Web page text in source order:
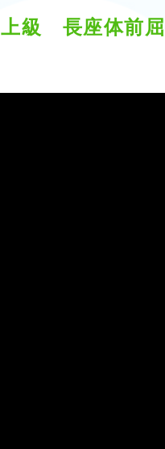
上級 長座体前屈